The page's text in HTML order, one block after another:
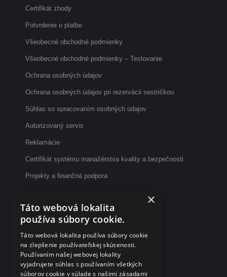
new new
new
Certifikát zhody
Potvrdenie o platbe
Všeobecné obchodné podmienky
Všeobecné obchodné podmienky – Testovanie
Ochrana osobných údajov
Ochrana osobných údajov pri rezervácii sestričkou
Súhlas so spracovaním osobných údajov
Autorizovaný servis
Reklamácie
Certifikát systému manažérstva kvality a bezpečnosti
Projekty a finančná podpora
Dotazník spokojnosti po vyšetrení
Fakturačné údaje
eČasenka s.r.o.
Svätoplukova 2
984 01 Lučenec
×
Táto webová lokalita
používa súbory cookie.
Táto webová lokalita používa súbory cookie
na zlepšenie používateľskej skúsenosti.
Používaním našej webovej lokality
vyjadrujete súhlas s používaním všetkých
súborov cookie v súlade s našimi zásadami